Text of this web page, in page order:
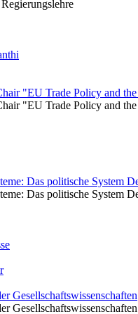
"EU Trade Policy and
"EU Trade Policy and
Das politische System
Das politische System
Gesellschaftswissenschaften
Gesellschaftswissenschaften